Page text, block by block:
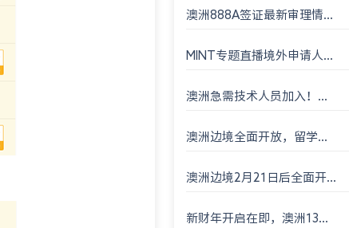
澳洲888A签证最新审理情...
MINT专题直播境外申请人...
澳洲急需技术人员加入！...
澳洲边境全面开放，留学...
澳洲边境2月21日后全面开...
新财年开启在即，澳洲13...